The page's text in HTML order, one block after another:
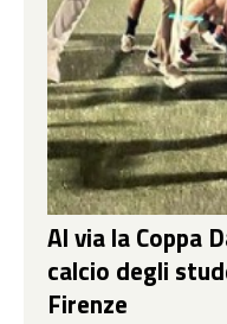
Al via la Coppa
calcio degli
Firenze